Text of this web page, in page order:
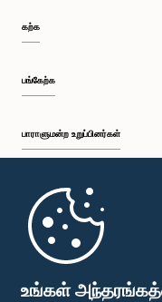
உங்கள்
கற்க
பங்கேற்க
பாராளுமன்ற உறுப்பினர்கள்
முதற்பக்கம்
பாராளுமன்ற கையடக்க செயலி